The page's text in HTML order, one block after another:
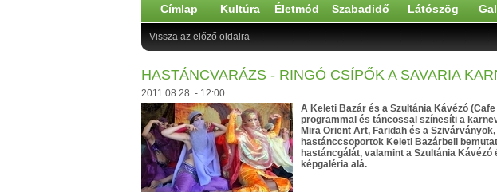
Címlap Kultúra Életmód Szabadidő Látószög
Vissza az előző oldalra
HASTÁNCVARÁZS - RINGÓ CSÍPŐK A SAVARIA
2011.08.28. - 12:00
A Keleti Bazár és a Szultánia Kávézó
programmal és táncossal színesíti a
Mira Orient Art, Faridah és a
hastánccsoportok Keleti Bazárbeli
hastáncgálát, valamint a Szultánia
képgaléria alá.